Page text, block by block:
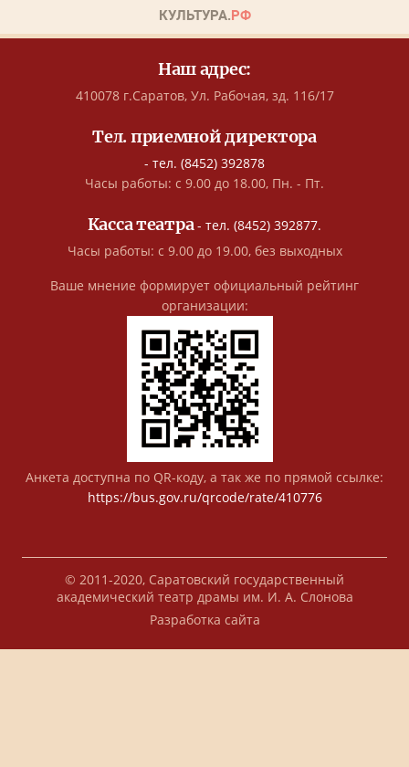
Наш адрес:
410078 г.Саратов, Ул. Рабочая, зд. 116/17
Тел. приемной директора
- тел. (8452) 392878
Часы работы: с 9.00 до 18.00, Пн. - Пт.
Касса театра- тел. (8452) 392877.
Часы работы: с 9.00 до 19.00, без выходных
Ваше мнение формирует официальный рейтинг
организации:
Анкета доступна по QR-коду, а так же по прямой ссылке:
https://bus.gov.ru/qrcode/rate/410776
© 2011-2020, Саратовский государственный
академический театр драмы им. И. А. Слонова
Разработка сайта